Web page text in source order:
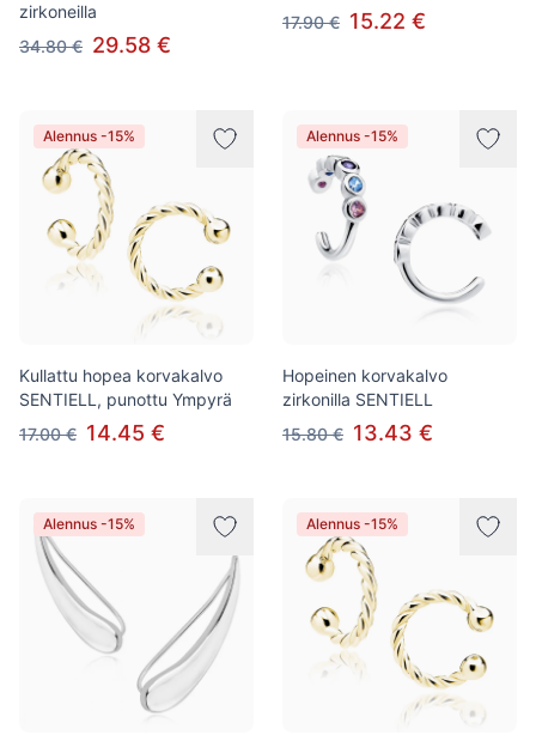
zirkoneilla
34.80 € 29.58 €
17.90 € 15.22 €
Alennus -15%
Kullattu hopea korvakalvo
SENTIELL, punottu Ympyrä
17.00 € 14.45 €
Alennus -15%
Hopeinen korvakalvo
zirkonilla SENTIELL
15.80 € 13.43 €
Alennus -15% Alennus -15%